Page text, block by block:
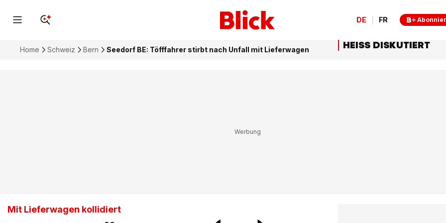
DE FR
Home Schweiz Bern Seedorf BE: Töfffahrer stirbt nach Unfall mit Lieferwagen
Mit Lieferwagen kollidiert
HEISS DISKUTIERT